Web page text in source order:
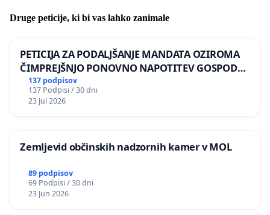
Druge peticije, ki bi vas lahko zanimale
PETICIJA ZA PODALJŠANJE MANDATA OZIROMA
ČIMPREJŠNJO PONOVNO NAPOTITEV GOSPODA
BERNARDA ŠRAJNERJA NA VELEPOSLANIŠTVO
REPUBLIKE SLOVENIJE V MOSKVI
137 podpisov
137 Podpisi / 30 dni
23 Jul 2026
Zemljevid občinskih nadzornih kamer v MOL
89 podpisov
69 Podpisi / 30 dni
23 Jun 2026